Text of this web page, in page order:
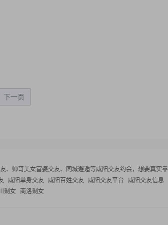
下一页
、帅哥美女富婆交友、同城邂逅等咸阳交友约会，想要真实
咸阳单身交友 咸阳百姓交友 咸阳交友平台
咸阳交友信息
剩女 商洛剩女